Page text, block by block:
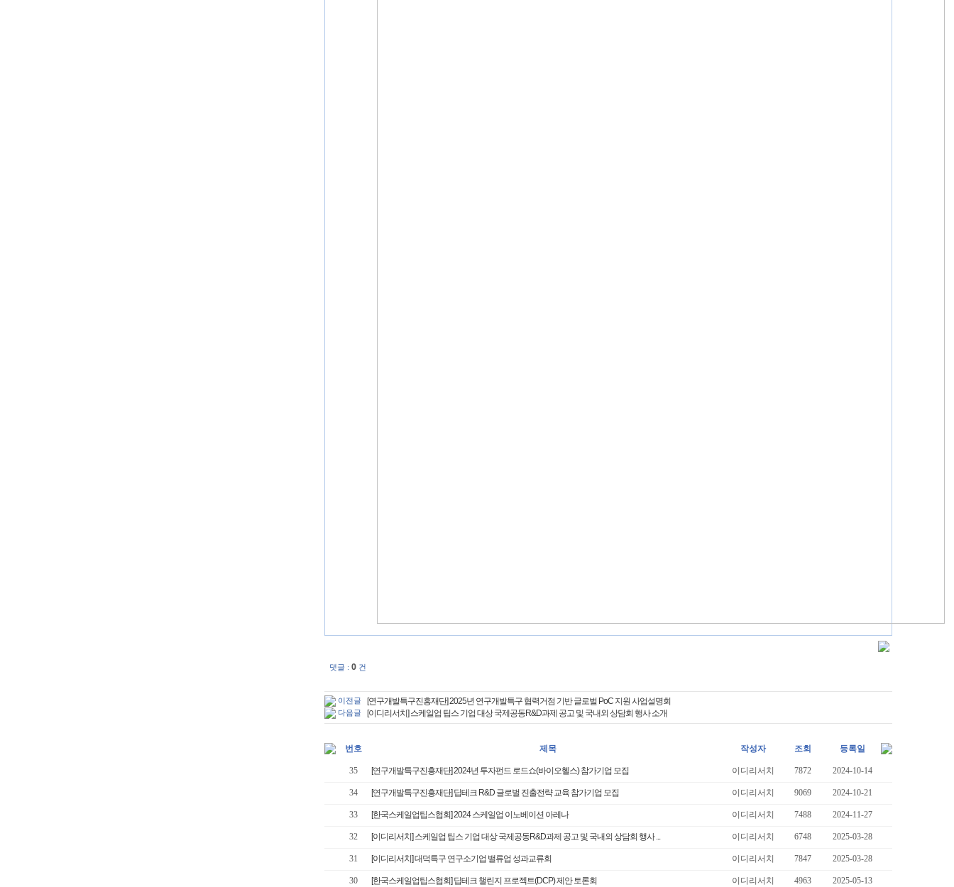
댓글 : 0 건
이전글 [연구개발특구진흥재단] 2025년 연구개발특구 협력거점 기반 글로벌 PoC 지원 사업설명회
다음글 [이디리서치] 스케일업 팁스 기업 대상 국제공동R&D과제 공고 및 국내외 상담회 행사 소개
번호 제목 작성자 조회 등록일
35 [연구개발특구진흥재단] 2024년 투자펀드 로드쇼(바이오헬스) 참가기업 모집 이디리서치 7872 2024-10-14
34 [연구개발특구진흥재단] 딥테크 R&D 글로벌 진출전략 교육 참가기업 모집 이디리서치 9069 2024-10-21
33 [한국스케일업팁스협회] 2024 스케일업 이노베이션 아레나 이디리서치 7488 2024-11-27
32 [이디리서치] 스케일업 팁스 기업 대상 국제공동R&D과제 공고 및 국내외 상담회 행사 ... 이디리서치 6748 2025-03-28
31 [이디리서치] 대덕특구 연구소기업 밸류업 성과교류회 이디리서치 7847 2025-03-28
30 [한국스케일업팁스협회] 딥테크 챌린지 프로젝트(DCP) 제안 토론회 이디리서치 4963 2025-05-13